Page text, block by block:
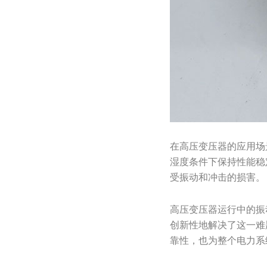
在高压变压器的应用
湿度条件下保持性能
受振动和冲击的损害。
高压变压器运行中的
创新性地解决了这一
靠性，也为整个电力